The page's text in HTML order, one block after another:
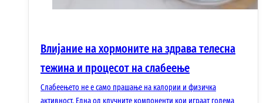
Влијание на хормоните на здрава телесна
тежина и процесот на слабеење
Слабеењето не е само прашање на калории и физичка
активност. Една од клучните компоненти кои играат голема